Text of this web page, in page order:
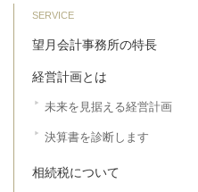
SERVICE
望月会計事務所の特長
経営計画とは
未来を見据える経営計画
決算書を診断します
相続税について